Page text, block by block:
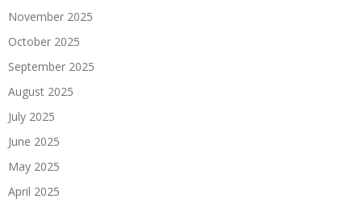
November 2025
October 2025
September 2025
August 2025
July 2025
June 2025
May 2025
April 2025